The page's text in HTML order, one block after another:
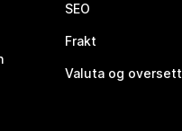
SEO
Frakt
Valuta og